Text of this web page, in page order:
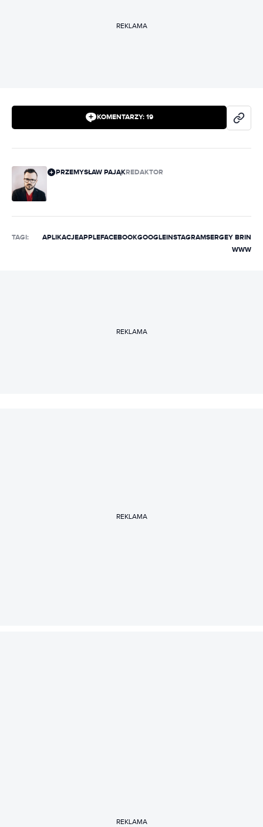
REKLAMA
KOMENTARZY: 19
PRZEMYSŁAW PAJĄKREDAKTOR
TAGI: APLIKACJEAPPLEFACEBOOKGOOGLEINSTAGRAMSERGEY BRIN
WWW
REKLAMA
REKLAMA
REKLAMA